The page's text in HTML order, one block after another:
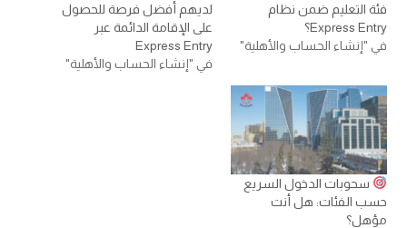
فئة التعليم ضمن نظام
Express Entry؟
في "إنشاء الحساب والأهلية"
لديهم أفضل فرصة للحصول
على الإقامة الدائمة عبر
Express Entry
في "إنشاء الحساب والأهلية"
سحوبات الدخول السريع
حسب الفئات: هل أنت
مؤهل؟